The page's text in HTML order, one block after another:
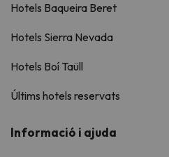
Hotels Baqueira Beret
Hotels Sierra Nevada
Hotels Boí Taüll
Últims hotels reservats
Informació i ajuda